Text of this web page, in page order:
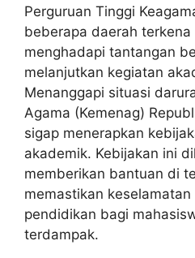
Perguruan Tinggi
beberapa daerah
menghadapi tantangan
melanjutkan kegiatan
Menanggapi situasi
Agama (Kemenag)
sigap menerapkan
akademik. Kebijakan ini
memberikan bantuan di
memastikan
pendidikan bagi
terdampak.